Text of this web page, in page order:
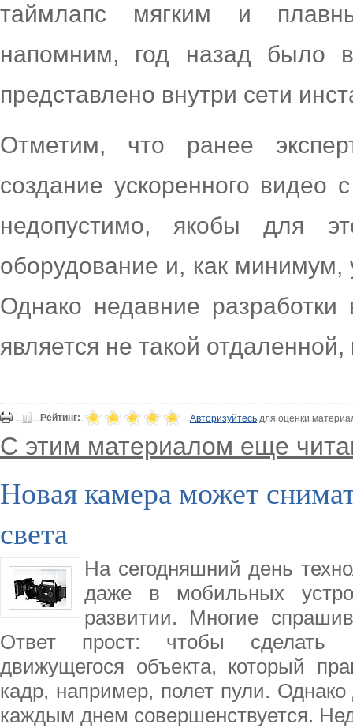
таймлапс мягким и
напомним, год назад было
представлено внутри сети
Отметим, что ранее
создание ускоренного
недопустимо, якобы для
оборудование и, как минимум,
Однако недавние разработки
является не такой
Рейтинг: Авторизуйтесьдля оценки
С этим материалом еще
Новая камера может
света
На сегодняшний день
даже в мобильных
развитии. Многие
Ответ прост: чтобы сделать
движущегося объекта, который
кадр, например, полет пули.
каждым днем совершенствуется.